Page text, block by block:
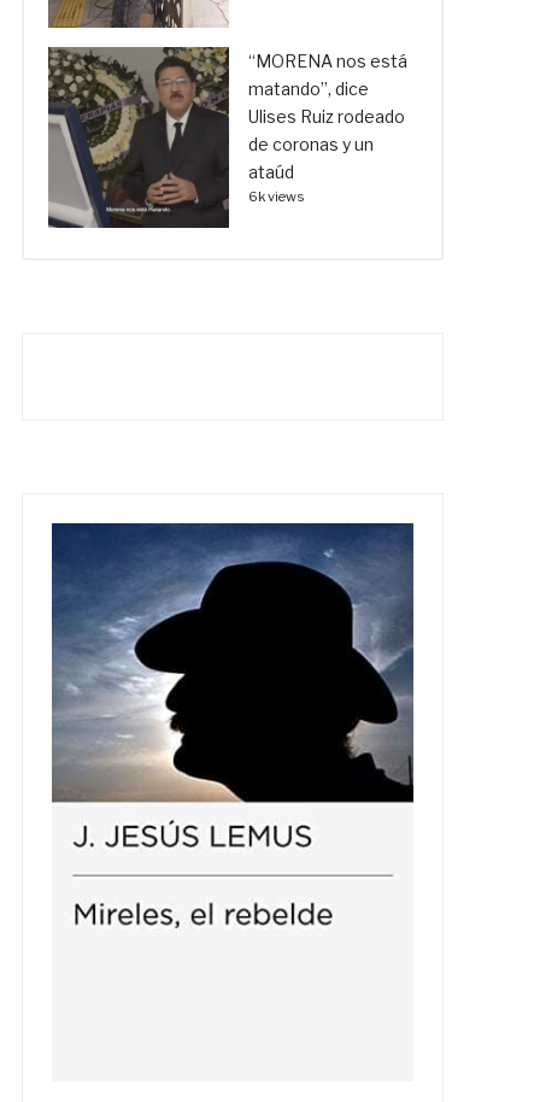
“MORENA nos está
matando”, dice
Ulises Ruiz rodeado
de coronas y un
ataúd
6k views